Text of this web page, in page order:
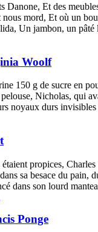
Danone, Et des
mord, Et où un
Un jambon, un
Woolf
150 g de sucre en
Nicholas, qui
noyaux durs
propices,
sa besace du pain,
dans son lourd
Ponge